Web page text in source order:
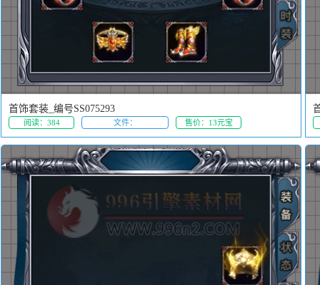
首饰套装_编号SS075293
阅读：384 文件： 售价：13元宝